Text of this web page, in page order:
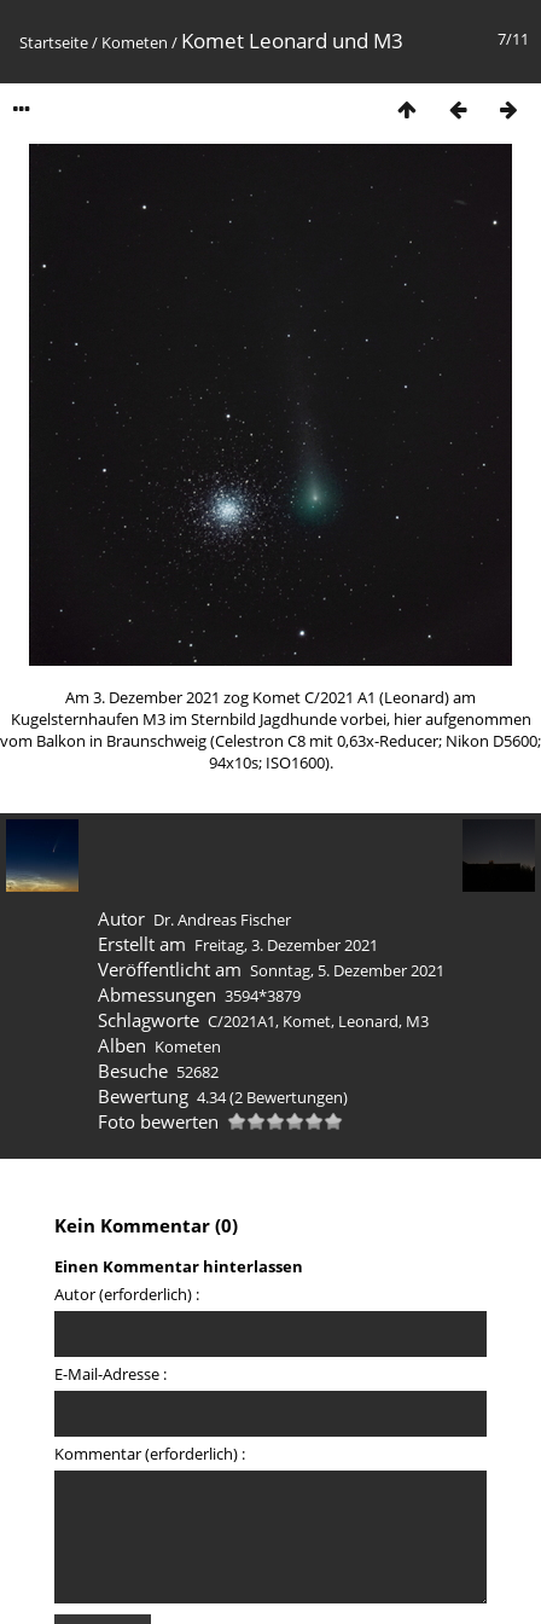
7/11
Startseite/ Kometen / Komet Leonard und M3
Am 3. Dezember 2021 zog Komet C/2021 A1 (Leonard) am
Kugelsternhaufen M3 im Sternbild Jagdhunde vorbei, hier aufgenommen
vom Balkon in Braunschweig (Celestron C8 mit 0,63x-Reducer; Nikon D5600;
94x10s; ISO1600).
Autor Dr. Andreas Fischer
Erstellt am Freitag, 3. Dezember 2021
Veröffentlicht am Sonntag, 5. Dezember 2021
Abmessungen 3594*3879
Schlagworte C/2021A1, Komet, Leonard, M3
Alben Kometen
Besuche 52682
Bewertung 4.34(2 Bewertungen)
Foto bewerten
Kein Kommentar (0)
Einen Kommentar hinterlassen
Autor (erforderlich) :
E-Mail-Adresse :
Kommentar (erforderlich) :